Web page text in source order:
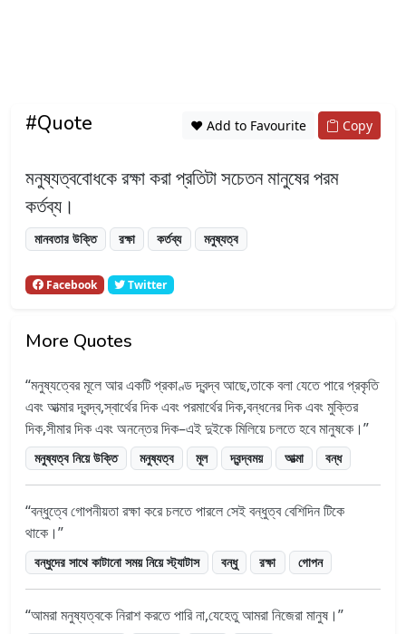
#Quote ❤️ Add to Favourite Copy
মনুষ্যত্ববোধকে রক্ষা করা প্রতিটা সচেতন মানুষের পরম
কর্তব্য।
মানবতার উক্তি রক্ষা কর্তব্য মনুষ্যত্ব
Facebook Twitter
More Quotes
মনুষ্যত্বের মূলে আর একটি প্রকাণ্ড দ্বন্দ্ব আছে,তাকে বলা যেতে পারে প্রকৃতি
এবং আত্মার দ্বন্দ্ব,স্বার্থের দিক এবং পরমার্থের দিক,বন্ধনের দিক এবং মুক্তির
দিক,সীমার দিক এবং অনন্তের দিক–এই দুইকে মিলিয়ে চলতে হবে মানুষকে।
মনুষ্যত্ব নিয়ে উক্তি মনুষ্যত্ব মূল দ্বন্দ্বময় আত্মা বন্ধ
বন্ধুত্বে গোপনীয়তা রক্ষা করে চলতে পারলে সেই বন্ধুত্ব বেশিদিন টিকে
থাকে।
বন্ধুদের সাথে কাটানো সময় নিয়ে স্ট্যাটাস বন্ধু রক্ষা গোপন
আমরা মনুষ্যত্বকে নিরাশ করতে পারি না,যেহেতু আমরা নিজেরা মানুষ।